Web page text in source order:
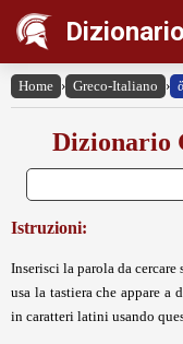
Home › Greco-Italiano ›
Dizionario
Istruzioni:
Inserisci la parola da
usa la tastiera che appare a
in caratteri latini usando